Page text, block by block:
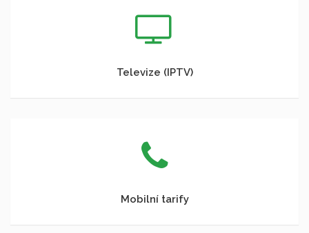
Televize (IPTV)
Mobilní tarify